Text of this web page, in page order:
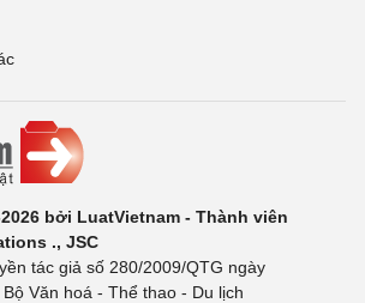
bởi LuatVietnam - Thành viên
., JSC
tác giả số 280/2009/QTG ngày
Văn hoá - Thể thao - Du lịch